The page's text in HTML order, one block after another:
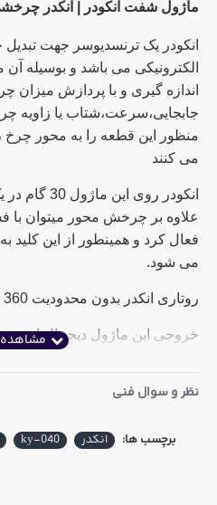
ماژول شفت انکودر | انکدر
انکودر یک ترنسدیوسر جهت
الکترونیکی می باشد و بوسیله
اندازه گیری و با پردازش
جابجایی،سرعت،شتاب یا زاویه
منظور این قطعه را به محور چرخ
می کنند
علاوه بر چرخش محور میتوان با
می شود.
روتاری انکدر بدون محدودیت 360 درجه چرخانده می شود.
ارتفاع دسته ولوم: 15 میلیمتر
رنگ پین های ماژول ممکن است
نظر و سوال فنی
برچسب ها: انکدر ky-040